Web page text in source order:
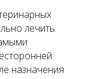
лечить
назначения